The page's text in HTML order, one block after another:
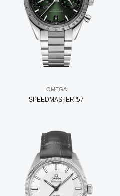
OMEGA
SPEEDMASTER '57